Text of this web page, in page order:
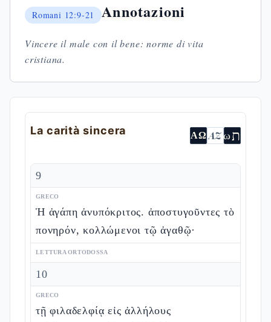
Romani 12:9-21 Annotazioni
Vincere il male con il bene: norme di vita
cristiana.
La carità sincera ΑΩ AZωת
9
GRECO
Ἡ ἀγάπη ἀνυπόκριτος. ἀποστυγοῦντες τὸ
πονηρόν, κολλώμενοι τῷ ἀγαθῷ·
LETTURA ORTODOSSA
10
GRECO
τῇ φιλαδελφίᾳ εἰς ἀλλήλους